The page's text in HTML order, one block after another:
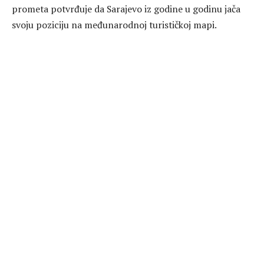
prometa potvrđuje da Sarajevo iz godine u godinu jača
svoju poziciju na međunarodnoj turističkoj mapi.